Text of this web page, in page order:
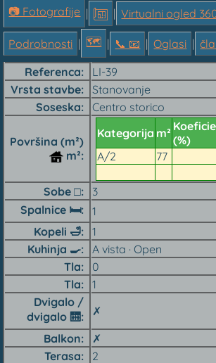
📷 Fotografije | | Virtualni ogled
Podrobnosti | 🗺 | 📞︎ 📧 | Oglasi |
Referenca
LI-39
Vrsta stavbe
Stanovanje
Soseska
Centro storico
Površina (m²)
m²
Kategorija m² (%)
A/2
77
Sobe □
3
Spalnice 🛏
1
Kopeli 🛁
1
Kuhinja 🍳︎
A vista · Open
Tla
0
Tla
1
Dvigalo /
dvigalo 🛗︎
✗
Balkon
✗
Terasa
2